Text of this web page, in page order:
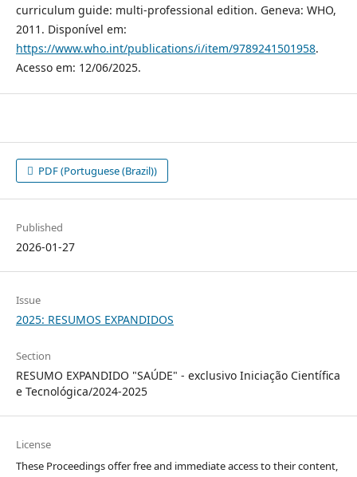
curriculum guide: multi-professional edition. Geneva: WHO,
2011. Disponível em:
https://www.who.int/publications/i/item/9789241501958.
Acesso em: 12/06/2025.
PDF (Portuguese (Brazil))
Published
2026-01-27
Issue
2025: RESUMOS EXPANDIDOS
Section
RESUMO EXPANDIDO "SAÚDE" - exclusivo Iniciação Científica
e Tecnológica/2024-2025
License
These Proceedings offer free and immediate access to their content,